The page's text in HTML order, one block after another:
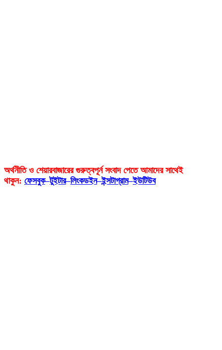
অর্থনীতি ও শেয়ারবাজারের গুরুত্বপূর্ন সংবাদ পেতে আমাদের সাথেই
থাকুন: ফেসবুক–টুইটার–লিংকডইন–ইন্সটাগ্রাম–ইউটিউব